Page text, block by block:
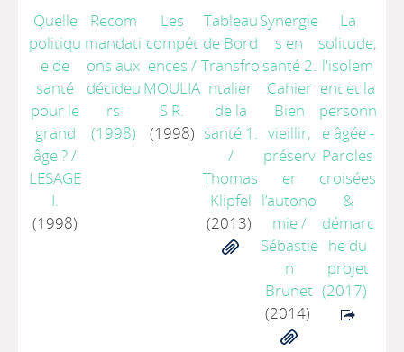
Quelle
politiqu
e de
santé
pour le
grand
âge ?/
LESAGE
I.
(1998)
Recom
mandati
ons aux
décideu
rs
(1998)
Les
compét
ences /
MOULIA
S R.
(1998)
Tableau
de Bord
Transfro
ntalier
de la
santé 1.
/
Thomas
Klipfel
(2013)
Synergie
s en
santé 2.
Cahier
Bien
vieillir,
préserv
er
l’autono
mie/
Sébastie
n
Brunet
(2014)
La
solitude,
l'isolem
ent et la
personn
e âgée -
Paroles
croisées
&
démarc
he du
projet
(2017)